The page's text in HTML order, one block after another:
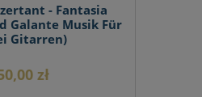
- Fantasia
Galante Musik Für
Gitarren)
zł